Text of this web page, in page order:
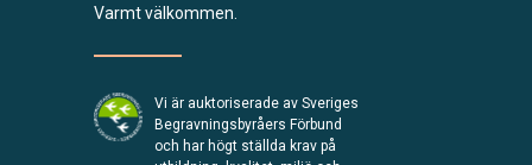
Varmt välkommen.
Vi är auktoriserade av Sveriges
Begravningsbyråers Förbund
och har högt ställda krav på